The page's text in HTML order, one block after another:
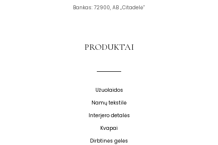
Bankas: 72900, AB „Citadelė”
PRODUKTAI
Užuolaidos
Namų tekstilė
Interjero detalės
Kvapai
Dirbtinės gėlės